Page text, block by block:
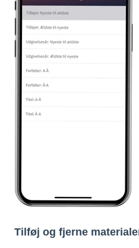
Tilføj og fjerne